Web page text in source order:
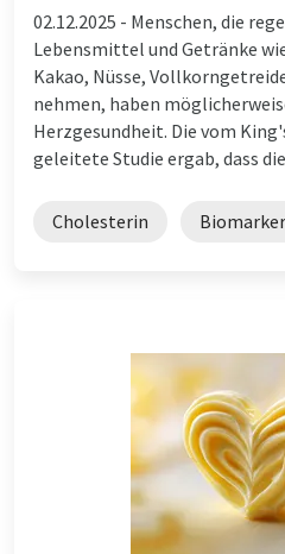
02.12.2025 - Menschen, die
Lebensmittel und Getränke
Kakao, Nüsse,
nehmen, haben
Herzgesundheit. Die vom
geleitete Studie ergab, dass
Cholesterin Biomarker